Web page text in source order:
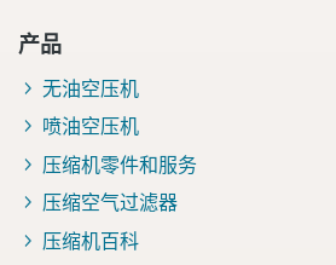
产品
无油空压机
喷油空压机
压缩机零件和服务
压缩空气过滤器
压缩机百科